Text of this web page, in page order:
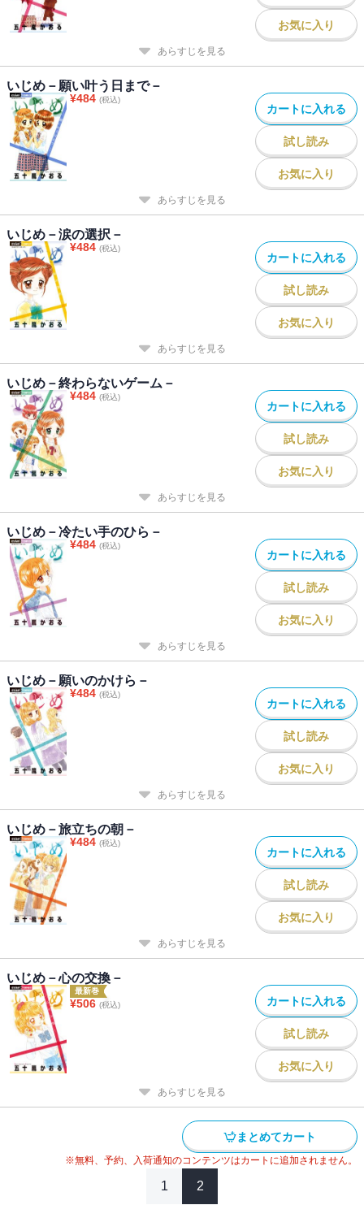
お気に入り
あらすじを見る
いじめ－願い叶う日まで－
¥484 (税込)
カートに入れる
試し読み
お気に入り
あらすじを見る
いじめ－涙の選択－
¥484 (税込)
カートに入れる
試し読み
お気に入り
あらすじを見る
いじめ－終わらないゲーム－
¥484 (税込)
カートに入れる
試し読み
お気に入り
あらすじを見る
いじめ－冷たい手のひら－
¥484 (税込)
カートに入れる
試し読み
お気に入り
あらすじを見る
いじめ－願いのかけら－
¥484 (税込)
カートに入れる
試し読み
お気に入り
あらすじを見る
いじめ－旅立ちの朝－
¥484 (税込)
カートに入れる
試し読み
お気に入り
あらすじを見る
いじめ－心の交換－
最新巻
¥506 (税込) カートに入れる
試し読み
お気に入り
あらすじを見る
まとめてカート
※無料、予約、入荷通知のコンテンツはカートに追加されません。
1 2